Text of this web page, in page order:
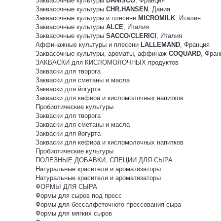
Заквасочные культуры CHR.HANSEN , Дания
Заквасочные культуры и плесени MICROMILK, Италия
Заквасочные культуры ALCE, Италия
Заквасочные культуры SACCO/CLERICI , Италия
Аффинажные культуры и плесени LALLEMAND, Франция
Заквасочные культуры, ароматы, аффинаж COQUARD,
ЗАКВАСКИ для КИСЛОМОЛОЧНЫХ продуктов
Закваски для творога
Закваски для сметаны и масла
Закваски для йогурта
Закваски для кефира и кисломолочных напитков
Пробиотические культуры
Закваски для творога
Закваски для сметаны и масла
Закваски для йогурта
Закваски для кефира и кисломолочных напитков
Пробиотические культуры
ПОЛЕЗНЫЕ ДОБАВКИ, СПЕЦИИ ДЛЯ СЫРА
Натуральные красители и ароматизаторы
Натуральные красители и ароматизаторы
ФОРМЫ ДЛЯ СЫРА
Формы для сыров под пресс
Формы для бессалфеточного прессования сыра
Формы для мягких сыров